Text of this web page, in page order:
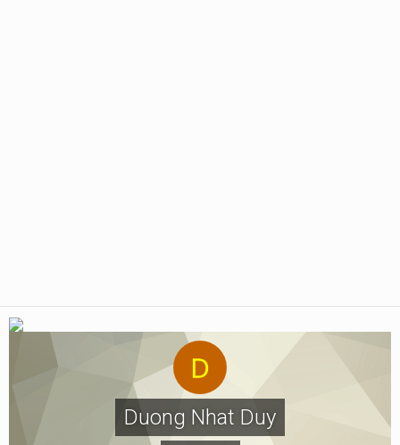
Duong Nhat Duy